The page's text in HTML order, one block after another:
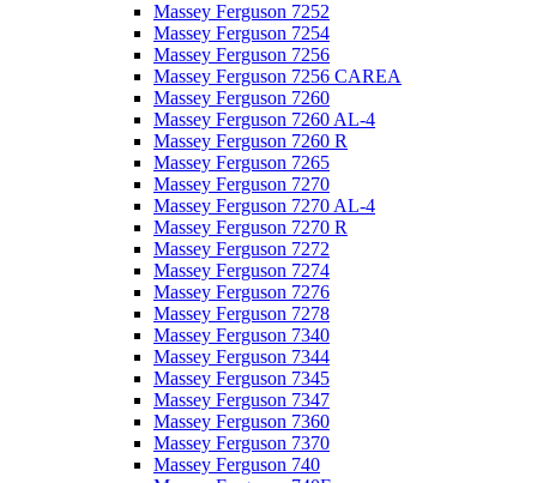
Massey Ferguson 7252
Massey Ferguson 7254
Massey Ferguson 7256
Massey Ferguson 7256 CAREA
Massey Ferguson 7260
Massey Ferguson 7260 AL-4
Massey Ferguson 7260 R
Massey Ferguson 7265
Massey Ferguson 7270
Massey Ferguson 7270 AL-4
Massey Ferguson 7270 R
Massey Ferguson 7272
Massey Ferguson 7274
Massey Ferguson 7276
Massey Ferguson 7278
Massey Ferguson 7340
Massey Ferguson 7344
Massey Ferguson 7345
Massey Ferguson 7347
Massey Ferguson 7360
Massey Ferguson 7370
Massey Ferguson 740